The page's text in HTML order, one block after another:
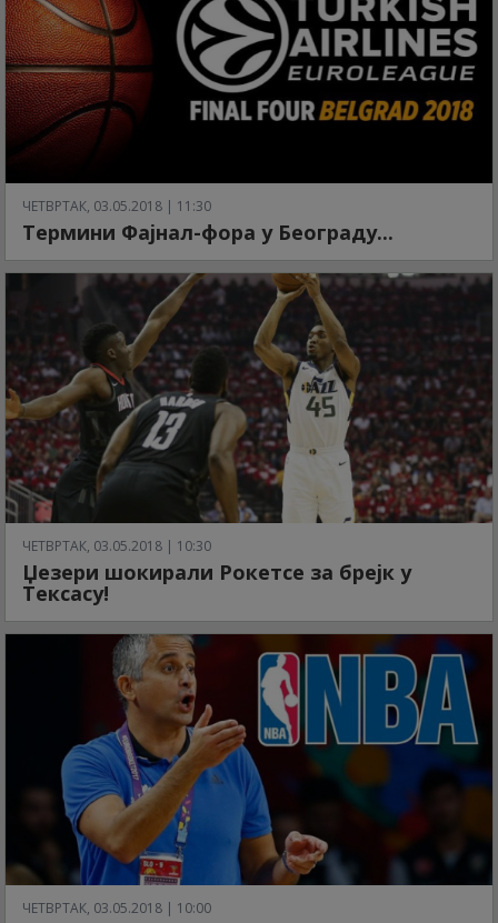
ЧЕТВРТАК, 03.05.2018 | 11:30
Термини Фајнал-фора у Београду...
ЧЕТВРТАК, 03.05.2018 | 10:30
Џезери шокирали Рокетсе за брејк у
Тексасу!
ЧЕТВРТАК, 03.05.2018 | 10:00